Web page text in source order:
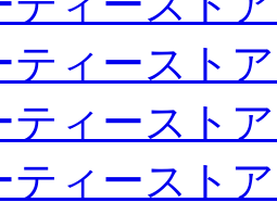
ティースト
ティースト
ティースト